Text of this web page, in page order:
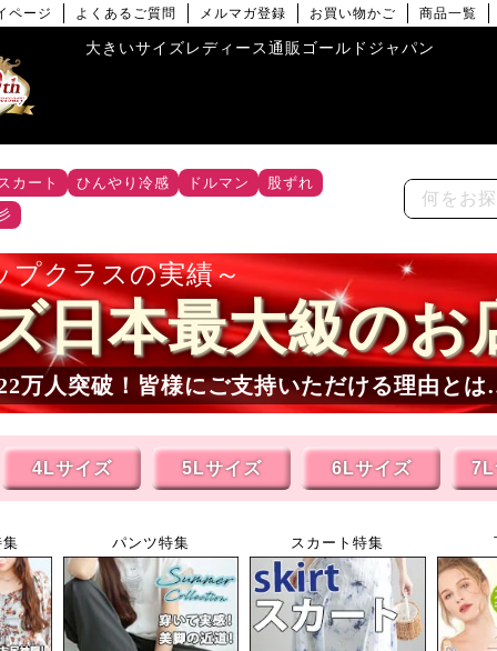
ページ よくあるご質問 メルマガ登録 お買い物かご 商品一覧
大きいサイズレディース通販ゴールドジャパン
カート ひんやり冷感 ドルマン
股ずれ
プクラスの実績
日本最大級のお
万人突破！皆様にご支持いただける理由と
4Lサイズ 5Lサイズ 6Lサイズ 7L
パンツ特集 スカート特集